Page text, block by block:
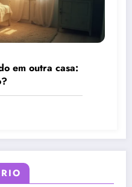
em outra casa: